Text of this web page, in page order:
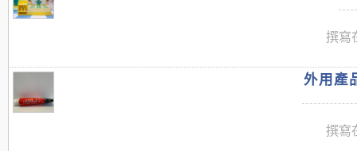
撰寫
外用產
撰寫